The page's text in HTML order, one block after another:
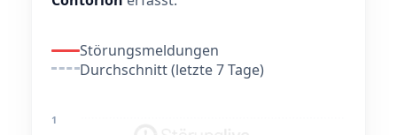
Störungsmeldungen
Durchschnitt (letzte 7 Tage)
1